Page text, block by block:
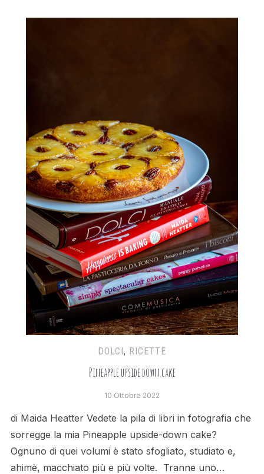
DOLCI, RICETTE
Pineapple upside down cake
10 Ottobre 2022
di Maida Heatter Vedete la pila di libri in fotografia che
sorregge la mia Pineapple upside-down cake?
Ognuno di quei volumi è stato sfogliato, studiato e,
ahimè, macchiato più e più volte. Tranne uno…